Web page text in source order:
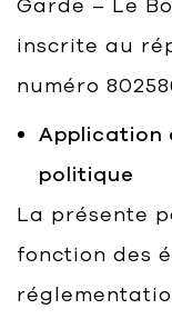
inscrite au
numéro
Application
politique
La présente
fonction des